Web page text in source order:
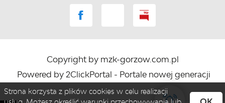
Copyright by mzk-gorzow.com.pl
Powered by 2ClickPortal - Portale nowej generacji
Strona korzysta z plików cookies w celu realizacji